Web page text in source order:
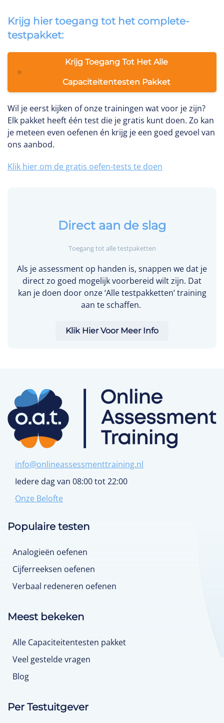
Krijg hier toegang tot het complete-
testpakket:
Krijg Toegang Tot Het Alle
Capaciteitentesten Pakket
Wil je eerst kijken of onze trainingen wat voor je zijn?
Elk pakket heeft één test die je gratis kunt doen. Zo kan
je meteen even oefenen én krijg je een goed gevoel van
ons aanbod.
Klik hier om de gratis oefen-tests te doen
Direct aan de slag
Toegang tot alle testpaketten
Als je assessment op handen is, snappen we dat je
direct zo goed mogelijk voorbereid wilt zijn. Dat
kan je doen door onze ‘Alle testpakketten’ training
aan te schaffen.
Klik Hier Voor Meer Info
info@onlineassessmenttraining.nl
Iedere dag van 08:00 tot 22:00
Onze Belofte
Populaire testen
Analogieën oefenen
Cijferreeksen oefenen
Verbaal redeneren oefenen
Meest bekeken
Alle Capaciteitentesten pakket
Veel gestelde vragen
Blog
Per Testuitgever